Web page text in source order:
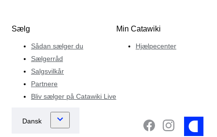
Sælg
Sådan sælger du
Sælgerråd
Salgsvilkår
Partnere
Bliv sælger på Catawiki Live
Min Catawiki
Hjælpecenter